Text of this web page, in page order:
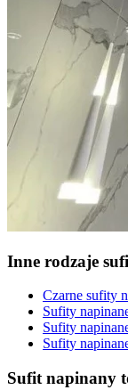
Inne rodzaje
Czarne sufity
Sufity
Sufity
Sufity
Sufit napinany